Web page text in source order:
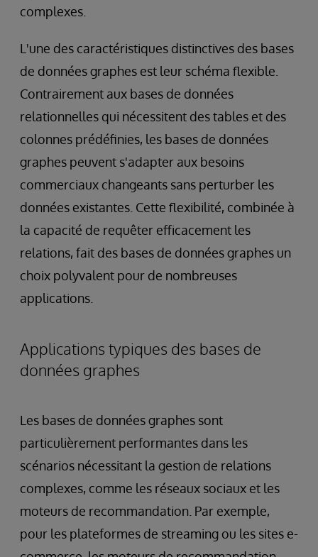
complexes.
L'une des caractéristiques distinctives des bases
de données graphes est leur schéma flexible.
Contrairement aux bases de données
relationnelles qui nécessitent des tables et des
colonnes prédéfinies, les bases de données
graphes peuvent s'adapter aux besoins
commerciaux changeants sans perturber les
données existantes. Cette flexibilité, combinée à
la capacité de requêter efficacement les
relations, fait des bases de données graphes un
choix polyvalent pour de nombreuses
applications.
Applications typiques des bases de
données graphes
Les bases de données graphes sont
particulièrement performantes dans les
scénarios nécessitant la gestion de relations
complexes, comme les réseaux sociaux et les
moteurs de recommandation. Par exemple,
pour les plateformes de streaming ou les sites e-